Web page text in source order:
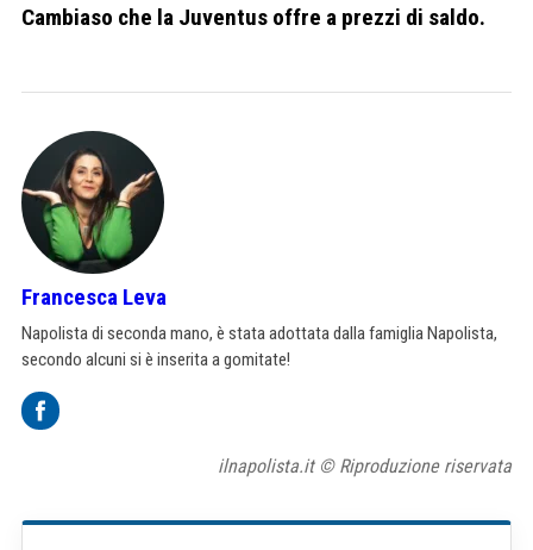
Cambiaso che la Juventus offre a prezzi di saldo.
Francesca Leva
Napolista di seconda mano, è stata adottata dalla famiglia Napolista,
secondo alcuni si è inserita a gomitate!
ilnapolista.it © Riproduzione riservata